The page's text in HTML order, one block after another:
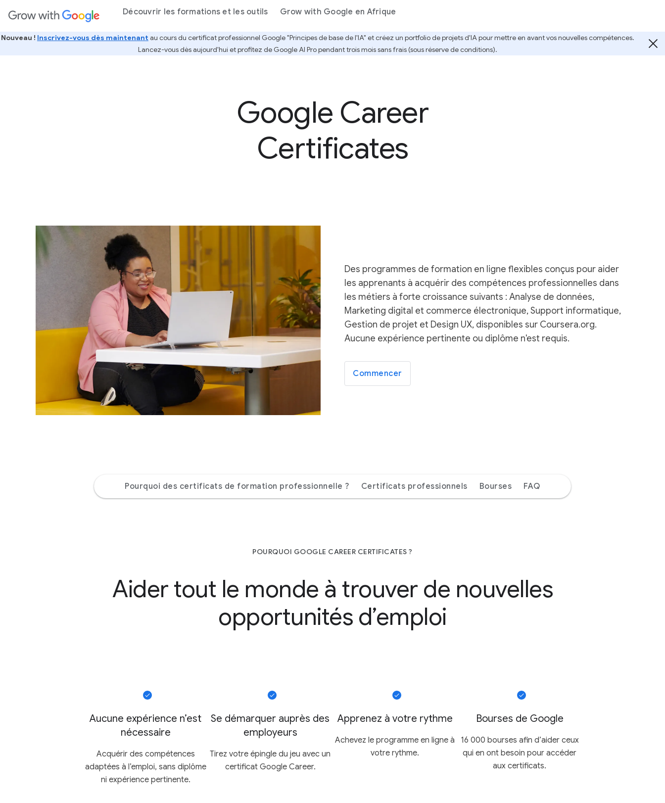
principal Découvrir les formations et les outils Grow with Google en Afrique
Nouveau ! Inscrivez-vous dès maintenant au cours du certificat professionnel Google "Principes de base de l'IA" et créez un portfolio de projets d'IA pour mettre en avant vos nouvelles compétences.
Lancez-vous dès aujourd'hui et profitez de Google AI Pro pendant trois mois sans frais (sous réserve de conditions).
Google Career
Certificates
Des programmes de formation en ligne flexibles conçus pour aider
les apprenants à acquérir des compétences professionnelles dans
les métiers à forte croissance suivants : Analyse de données,
Marketing digital et commerce électronique, Support informatique,
Gestion de projet et Design UX, disponibles sur Coursera.org.
Aucune expérience pertinente ou diplôme n'est requis.
Commencer
Pourquoi des certificats de formation professionnelle ? Certificats professionnels Bourses FAQ
POURQUOI GOOGLE CAREER CERTIFICATES ?
Aider tout le monde à trouver de nouvelles
opportunités d’emploi
Aucune expérience n’est
nécessaire
Acquérir des compétences
adaptées à l’emploi, sans diplôme
ni expérience pertinente.
Se démarquer auprès des
employeurs
Tirez votre épingle du jeu avec un
certificat Google Career.
Apprenez à votre rythme
Achevez le programme en ligne à
votre rythme.
Bourses de Google
16 000 bourses afin d’aider ceux
qui en ont besoin pour accéder
aux certificats.